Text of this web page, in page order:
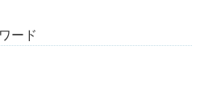
ード